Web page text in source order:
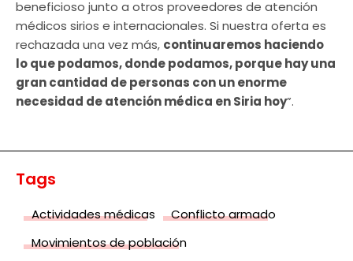
beneficioso junto a otros proveedores de atención
médicos sirios e internacionales. Si nuestra oferta es
rechazada una vez más, continuaremos haciendo
lo que podamos, donde podamos, porque hay una
gran cantidad de personas con un enorme
necesidad de atención médica en Siria hoy”.
Tags
Actividades médicas
Conflicto armado
Movimientos de población